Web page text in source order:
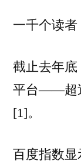
一千个读
截止去年底
平台——超
[1]。
百度指数显